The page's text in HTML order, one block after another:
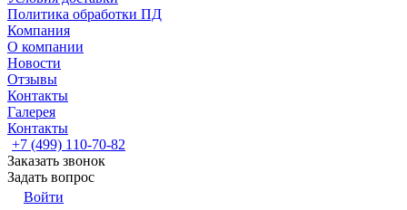
Политика обработки ПД
Компания
О компании
Новости
Отзывы
Контакты
Галерея
Контакты
+7 (499) 110-70-82
Заказать звонок
Задать вопрос
Войти